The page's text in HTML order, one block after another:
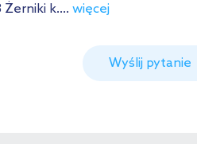
Żerniki k.... więcej
Wyślij pytanie